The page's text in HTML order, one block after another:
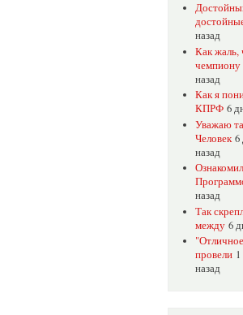
назад
Как жаль,
чемпиону
назад
Как я
КПРФ 6
Уважаю
Человек 6
назад
назад
Так
между 6
провели
назад